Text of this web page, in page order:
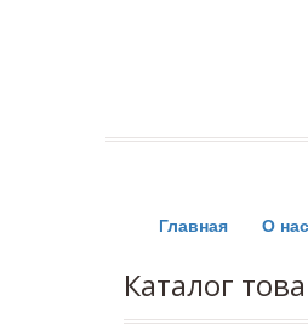
Главная О нас
Каталог